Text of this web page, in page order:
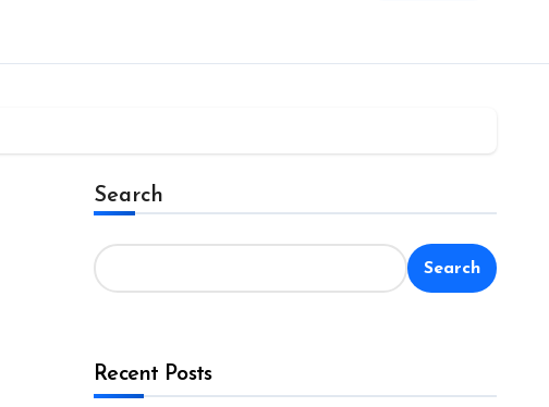
Search
Search
Recent Posts